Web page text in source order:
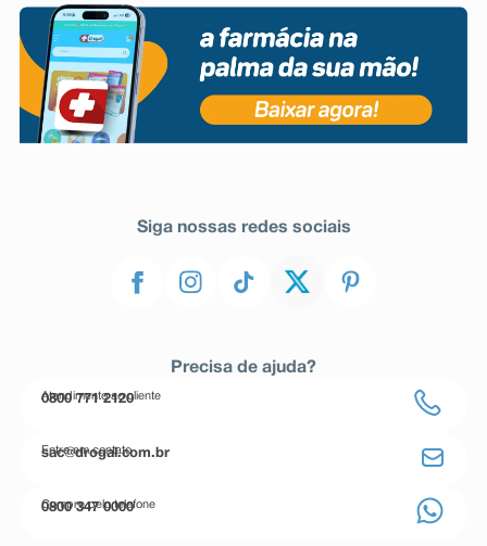
Siga nossas redes sociais
Precisa de ajuda?
Atendimento ao cliente
0800 771 2120
Entre em contato
sac@drogal.com.br
Compre pelo telefone
0800 347 0000